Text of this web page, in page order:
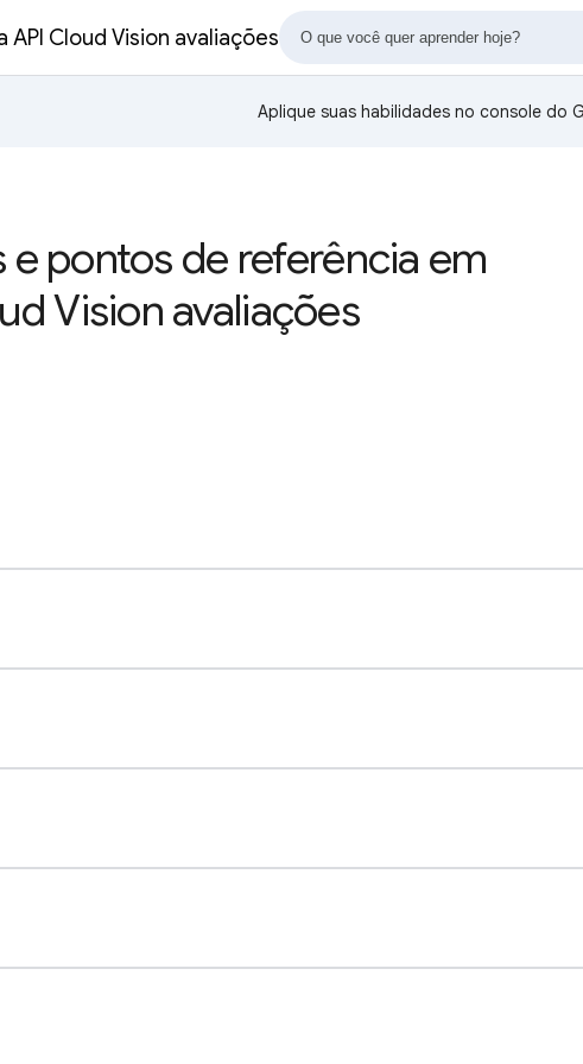
Cloud Vision avaliações
Aplique suas habilidades no console do
pontos de referência em
Vision avaliações